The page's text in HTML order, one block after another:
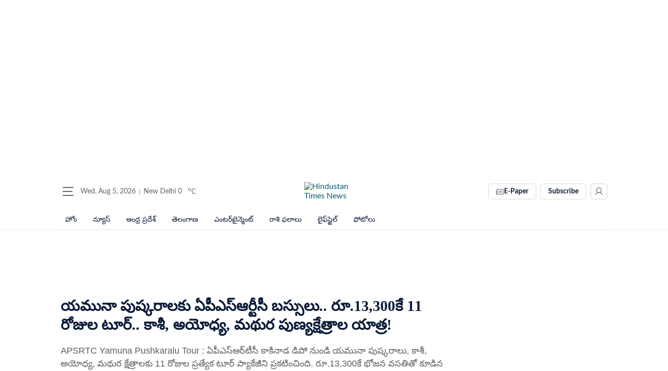
Wed, Aug 5, 2026 New Delhi 0 oC E-Paper Subscribe
హోం న్యూస్ ఆంధ్ర ప్రదేశ్ తెలంగాణ ఎంటర్‌టైన్మెంట్ రాశి ఫలాలు లైఫ్‌స్టైల్ ఫోటోలు
యమునా పుష్కరాలకు ఏపీఎస్ఆర్టీసీ బస్సులు.. రూ.13,300కే 11
రోజుల టూర్.. కాశీ, అయోధ్య, మథుర పుణ్యక్షేత్రాల యాత్ర!
APSRTC Yamuna Pushkaralu Tour : ఏపీఎస్‌ఆర్‌టీసీ కాకినాడ డిపో నుండి యమునా పుష్కరాలు, కాశీ,
అయోధ్య, మథుర క్షేత్రాలకు 11 రోజుల ప్రత్యేక టూర్ ప్యాకేజీని ప్రకటించింది. రూ.13,300కే భోజన వసతితో కూడిన